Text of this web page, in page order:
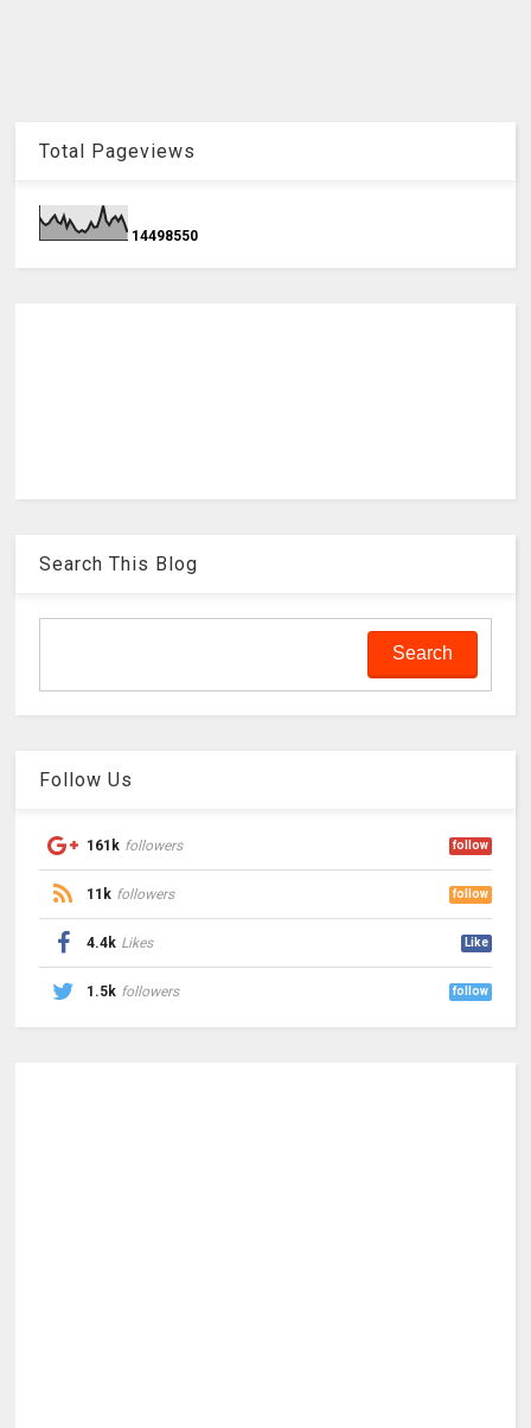
Total Pageviews
14498550
Search This Blog
Follow Us
161k followers follow
11k followers follow
4.4k Likes Like
1.5k followers follow